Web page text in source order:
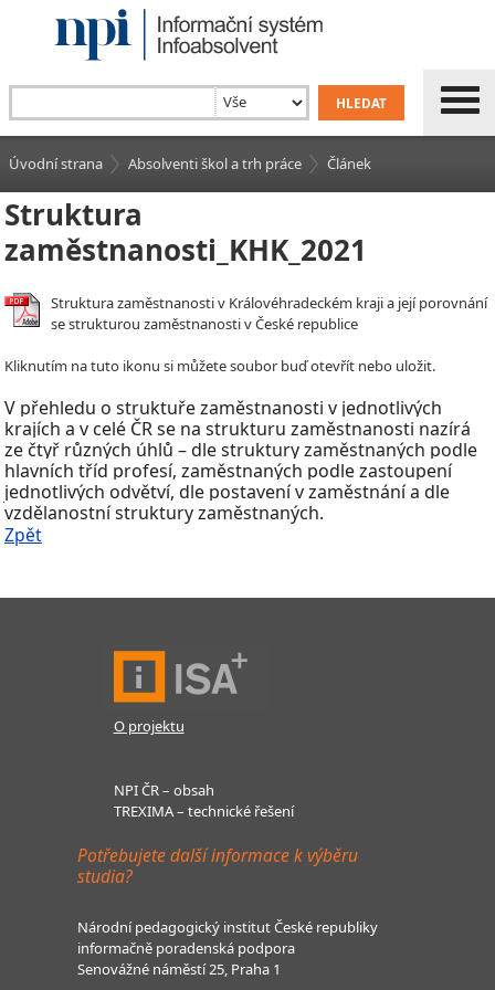
Úvodní strana Absolventi škol a trh práce Článek
Struktura
zaměstnanosti_KHK_2021
Struktura zaměstnanosti v Královéhradeckém kraji a její porovnání
se strukturou zaměstnanosti v České republice
Kliknutím na tuto ikonu si můžete soubor buď otevřít nebo uložit.
V přehledu o struktuře zaměstnanosti v jednotlivých
krajích a v celé ČR se na strukturu zaměstnanosti nazírá
ze čtyř různých úhlů – dle struktury zaměstnaných podle
hlavních tříd profesí, zaměstnaných podle zastoupení
jednotlivých odvětví, dle postavení vzaměstnání a dle
vzdělanostní struktury zaměstnaných.
Zpět
O projektu
NPI ČR – obsah
TREXIMA – technické řešení
Potřebujete další informace k výběru
studia?
Národní pedagogický institut České republiky
informačně poradenská podpora
Senovážné náměstí 25, Praha 1